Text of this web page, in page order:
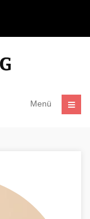
Menü